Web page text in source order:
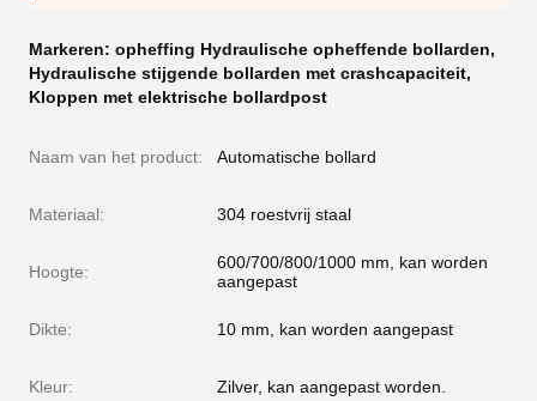
Markeren: opheffing Hydraulische opheffende bollarden,
Hydraulische stijgende bollarden met crashcapaciteit,
Kloppen met elektrische bollardpost
Naam van het product: Automatische bollard
Materiaal: 304 roestvrij staal
Hoogte:
600/700/800/1000 mm, kan worden
aangepast
Dikte: 10 mm, kan worden aangepast
Kleur: Zilver, kan aangepast worden.